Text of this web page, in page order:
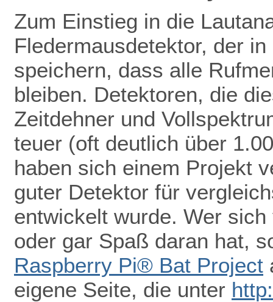
Zum Einstieg in die
Fledermausdetektor, der
speichern, dass alle
bleiben. Detektoren, die
Zeitdehner und
teuer (oft deutlich über
haben sich einem Projekt
guter Detektor für
entwickelt wurde. Wer
oder gar Spaß daran hat,
Raspberry Pi® Bat Project
eigene Seite, die unter